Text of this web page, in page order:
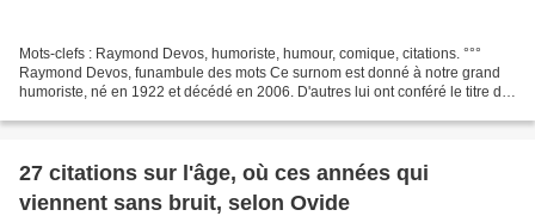
Mots-clefs : Raymond Devos, humoriste, humour, comique, citations. °°°
Raymond Devos, funambule des mots Ce surnom est donné à notre grand
humoriste, né en 1922 et décédé en 2006. D'autres lui ont conféré le titre de
27 citations sur l'âge, où ces années qui
viennent sans bruit, selon Ovide